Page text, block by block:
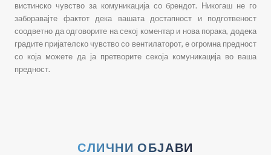
вистинско чувство за комуникација со брендот. Никогаш не го
заборавајте фактот дека вашата достапност и подготвеност
соодветно да одговорите на секој коментар и нова порака, додека
градите пријателско чувство со вентилаторот, е огромна предност
со која можете да ја претворите секоја комуникација во ваша
предност.
СЛИЧНИ ОБЈАВИ